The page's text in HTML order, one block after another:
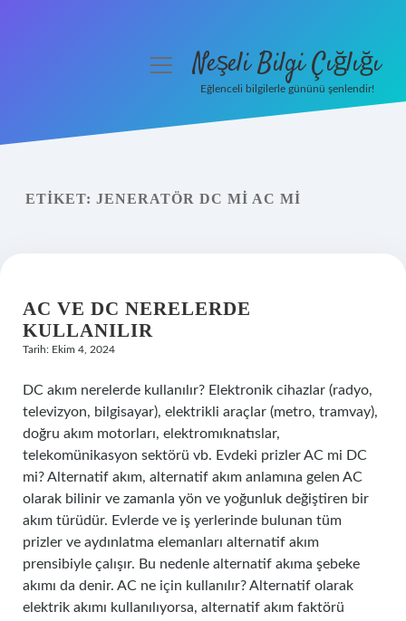
Yasal Uyarı
menüyüNeşeli Bilgi Çığlığı
Eğlenceli bilgilerle gününü şenlendir!
ETIKET: JENERATÖR DC MI AC MI
AC VE DC NERELERDE
KULLANILIR
Tarih: Ekim 4, 2024
DC akım nerelerde kullanılır? Elektronik cihazlar (radyo,
televizyon, bilgisayar), elektrikli araçlar (metro, tramvay),
doğru akım motorları, elektromıknatıslar,
telekomünikasyon sektörü vb. Evdeki prizler AC mi DC
mi? Alternatif akım, alternatif akım anlamına gelen AC
olarak bilinir ve zamanla yön ve yoğunluk değiştiren bir
akım türüdür. Evlerde ve iş yerlerinde bulunan tüm
prizler ve aydınlatma elemanları alternatif akım
prensibiyle çalışır. Bu nedenle alternatif akıma şebeke
akımı da denir. AC ne için kullanılır? Alternatif olarak
elektrik akımı kullanılıyorsa, alternatif akım faktörü